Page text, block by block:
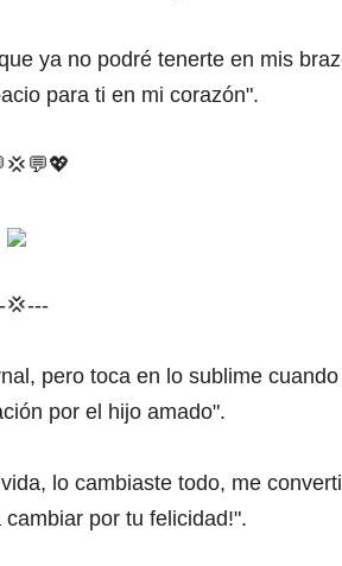
ya no podré tenerte en mis
para ti en mi corazón".
💢 💬💖
💢---
pero toca en lo sublime
por el hijo amado".
lo cambiaste todo, me
por tu felicidad!".